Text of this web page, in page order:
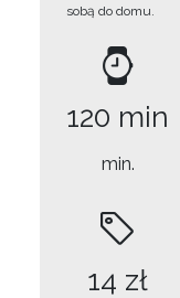
sobą do domu.
120 min
min.
14 zł